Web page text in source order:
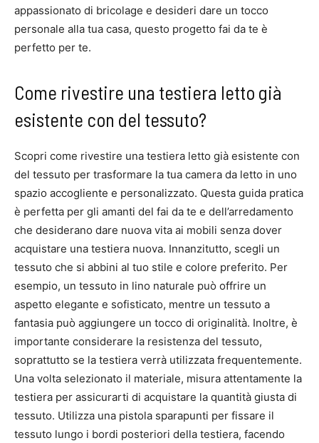
appassionato di bricolage e desideri dare un tocco
personale alla tua casa, questo progetto fai da te è
perfetto per te.
Come rivestire una testiera letto già
esistente con del tessuto?
Scopri come rivestire una testiera letto già esistente con
del tessuto per trasformare la tua camera da letto in uno
spazio accogliente e personalizzato. Questa guida pratica
è perfetta per gli amanti del fai da te e dell’arredamento
che desiderano dare nuova vita ai mobili senza dover
acquistare una testiera nuova. Innanzitutto, scegli un
tessuto che si abbini al tuo stile e colore preferito. Per
esempio, un tessuto in lino naturale può offrire un
aspetto elegante e sofisticato, mentre un tessuto a
fantasia può aggiungere un tocco di originalità. Inoltre, è
importante considerare la resistenza del tessuto,
soprattutto se la testiera verrà utilizzata frequentemente.
Una volta selezionato il materiale, misura attentamente la
testiera per assicurarti di acquistare la quantità giusta di
tessuto. Utilizza una pistola sparapunti per fissare il
tessuto lungo i bordi posteriori della testiera, facendo